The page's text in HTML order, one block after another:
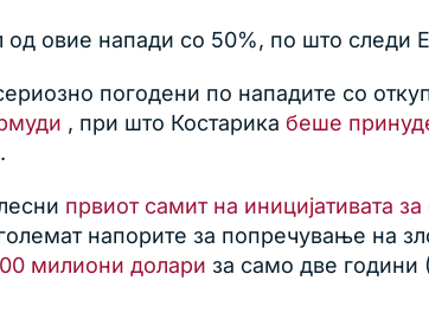
овие напади со 50%, по што следи
погодени по нападите со
, при што Костарика беше
првиот самит на иницијативата
напорите за попречување на
милиони долари за само две